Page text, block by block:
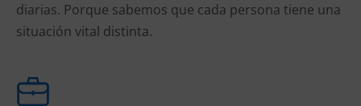
diarias. Porque sabemos que cada persona tiene una
situación vital distinta.